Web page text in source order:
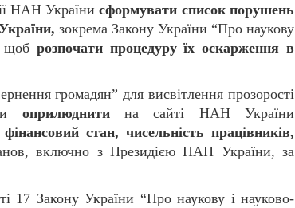
НАН Українисформувати список порушень
зокрема Закону України “Про наукову
щоб розпочати процедуру їх оскарження в
громадян” для висвітлення прозорості
оприлюднитина сайті НАН України
стан, чисельність працівників,
включно з Президією НАН України, за
17 Закону України “Про наукову і науково-